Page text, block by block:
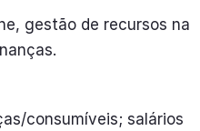
gestão de recursos na
consumíveis; salários